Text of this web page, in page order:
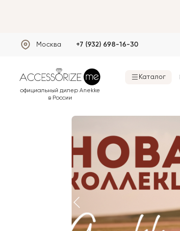
Москва +7 (932) 698-16-30
Каталог